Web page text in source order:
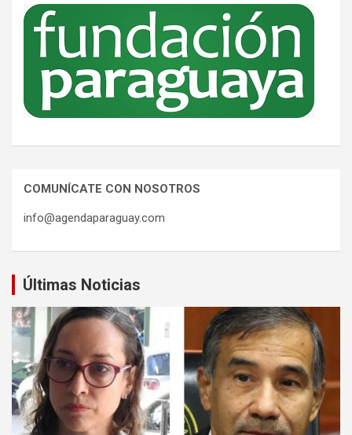
COMUNÍCATE CON NOSOTROS
info@agendaparaguay.com
Últimas Noticias